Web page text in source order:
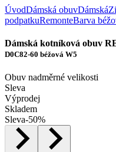
ÚvodDámská obuvDámská
podpatkuRemonteBarva
Dámská kotníková obuv
D0C82-60 béžová W5
Obuv nadměrné velikosti
Sleva
Výprodej
Skladem
Sleva-50%